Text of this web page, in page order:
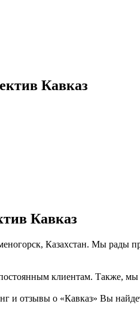
Кавказ
Кавказ
Казахстан. Мы
клиентам. Также,
отзывы о «Кавказ» Вы